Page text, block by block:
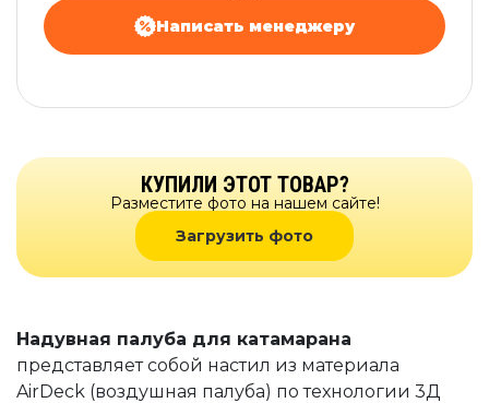
Написать менеджеру
КУПИЛИ ЭТОТ ТОВАР?
Разместите фото на нашем сайте!
Загрузить фото
Надувная палуба для катамарана
представляет собой настил из материала
AirDeck (воздушная палуба) по технологии 3Д